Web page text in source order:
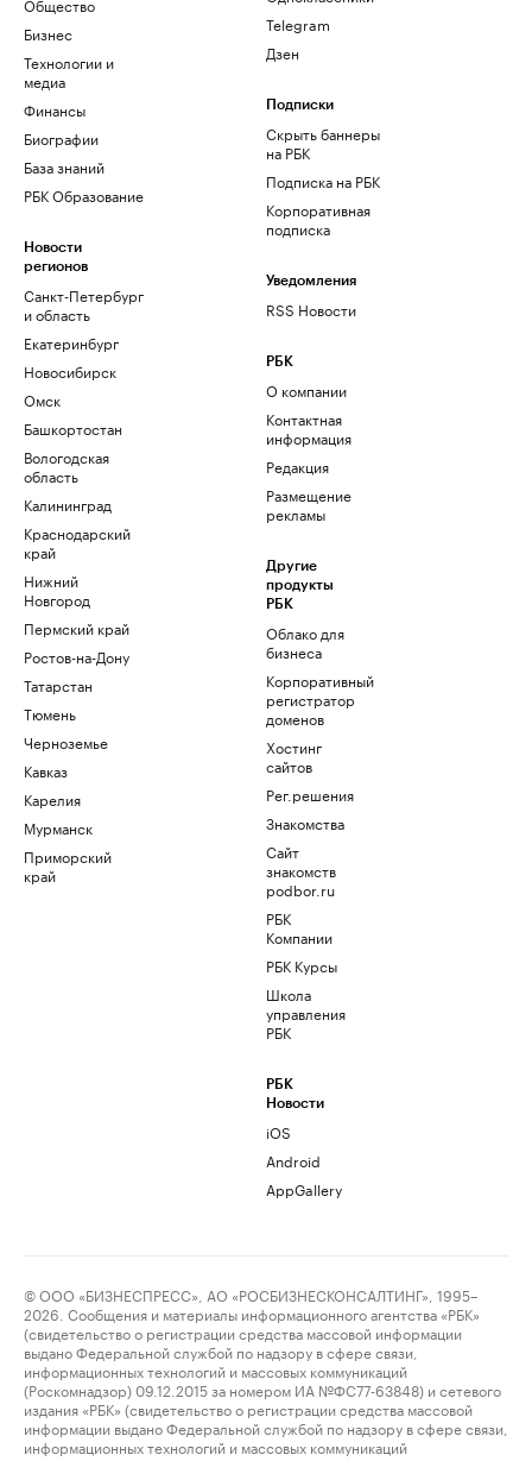
Бизнес
Технологии и
медиа
Финансы
Биографии
База знаний
РБК Образование
Новости
регионов
Санкт-Петербург
и область
Екатеринбург
Новосибирск
Омск
Башкортостан
Вологодская
область
Калининград
Краснодарский
край
Нижний
Новгород
Пермский край
Ростов-на-Дону
Татарстан
Тюмень
Черноземье
Кавказ
Карелия
Мурманск
Приморский
край
Telegram
Дзен
Подписки
Скрыть баннеры
на РБК
Подписка на РБК
Корпоративная
подписка
Уведомления
RSS Новости
РБК
О компании
Контактная
информация
Редакция
Размещение
рекламы
Другие
продукты
РБК
Облако для
бизнеса
Корпоративный
регистратор
доменов
Хостинг
сайтов
Рег.решения
Знакомства
Сайт
знакомств
podbor.ru
РБК
Компании
РБК Курсы
Школа
управления
РБК
РБК
Новости
iOS
Android
AppGallery
© ООО «БИЗНЕСПРЕСС», АО «РОСБИЗНЕСКОНСАЛТИНГ», 1995–
2026. Сообщения и материалы информационного агентства «РБК»
(свидетельство о регистрации средства массовой информации
выдано Федеральной службой по надзору в сфере связи,
информационных технологий и массовых коммуникаций
(Роскомнадзор) 09.12.2015 за номером ИА №ФС77-63848) и сетевого
издания «РБК» (свидетельство о регистрации средства массовой
информации выдано Федеральной службой по надзору в сфере связи,
информационных технологий и массовых коммуникаций